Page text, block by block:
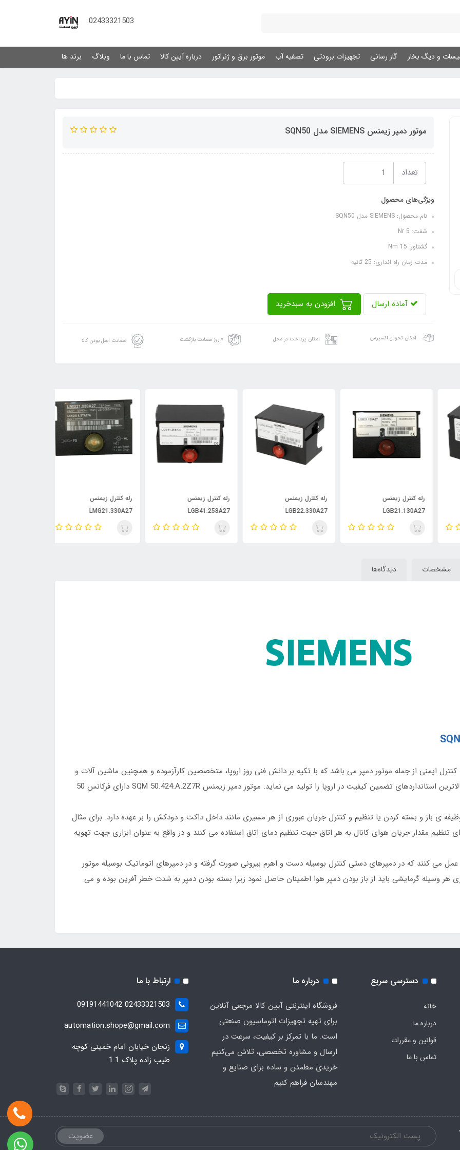
02433321503
و دیگ بخار گاز رسانی تجهیزات برودتی تصفیه آب موتور برق و ژنراتور درباره آیین کالا تماس با ما وبلاگ برند ها
موتور دمپر زیمنس SIEMENS مدل SQN50
تعداد
ویژگی‌های محصول
نام محصول: SIEMENS مدل SQN50
شفت: Nr 5
گشتاور: Nm 15
مدت زمان راه اندازی: 25 ثانیه
آماده ارسال
امکان تحویل اکسپرس امکان پرداخت در محل ۷ روز ضمانت بازگشت ضمانت اصل بودن کالا
رله کنترل زیمنس
LGB21.130A27
رله کنترل زیمنس
LGB22.330A27
رله کنترل زیمنس
LGB41.258A27
رله کنترل زیمنس
LMG21.330A27
مشخصات دیدگاه‌ها
ایمنی از جمله موتور دمپر می باشد که با تکیه بر دانش فنی روز اروپا، متخصصین کارآزموده و همچنین ماشین آلات و
تجهیزات پیشرفته محصولات با کیفیت و همگام با بالاترین استانداردهای تضمین کیفیت در اروپا را تولید می نماید. موتور دمپر زیمنس SQM 50.424.A.2Z7R دارای فرکانس 50
ی باز و بسته کردن یا تنظیم و کنترل جریان عبوری از هر مسیری مانند داخل داکت و دودکش را بر عهده دارد. برای مثال
تنظیم مقدار جریان هوای کانال به هر اتاق جهت تنظیم دمای اتاق استفاده می کنند و در واقع به عنوان ابزاری جهت تهویه
می کنند که در دمپرهای دستی کنترل بوسیله دست و اهرم بیرونی صورت گرفته و در دمپرهای اتوماتیک بوسیله موتور
هر وسیله گرمایشی باید از باز بودن دمپر هوا اطمینان حاصل نمود زیرا بسته بودن دمپر به شدت خطر آفرین بوده و می
دسترسی سریع
خانه
درباره ما
قوانین و مقررات
تماس با ما
درباره ما
فروشگاه اینترنتی آیین کالا مرجعی آنلاین
برای تهیه تجهیزات اتوماسیون صنعتی
است. ما با تمرکز بر کیفیت، سرعت در
ارسال و مشاوره تخصصی، تلاش می‌کنیم
خریدی مطمئن و ساده برای صنایع و
مهندسان فراهم کنیم
ارتباط با ما
02433321503 09191441042
automation.shope@gmail.com
زنجان خیابان امام خمینی کوچه
طیب زاده پلاک 1.1
عضویت